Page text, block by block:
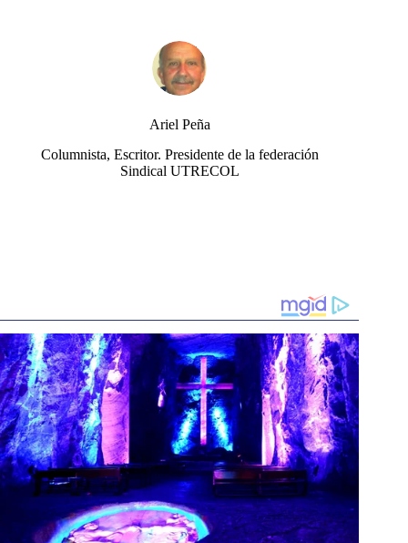
Ariel Peña
Columnista, Escritor. Presidente de la federación
Sindical UTRECOL